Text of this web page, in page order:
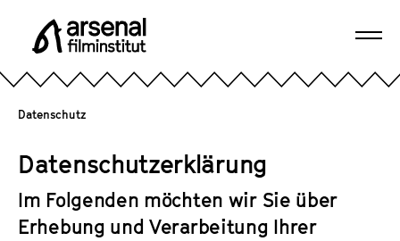
e r
s
n
a
l
F
Datenschutz
Datenschutzerklärung
Im Folgenden möchten wir Sie über
Erhebung und Verarbeitung Ihrer